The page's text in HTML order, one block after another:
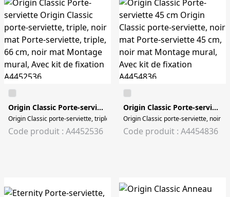
Origin Classic Porte-serviette
Origin Classic porte-serviette, triple, noir mat Porte-serviette, triple, 66 cm,
Code produit : A4452536
Origin Classic Porte-serviette 45 cm
Origin Classic porte-serviette, noir
Code produit : A4454836